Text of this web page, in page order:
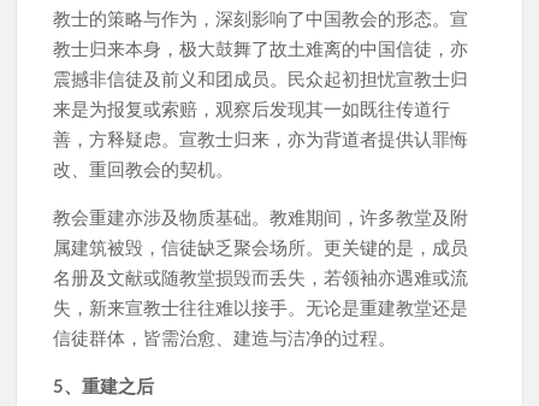
教士的策略与作为，深刻影响了中国教会的形态。宣
教士归来本身，极大鼓舞了故土难离的中国信徒，亦
震撼非信徒及前义和团成员。民众起初担忧宣教士归
来是为报复或索赔，观察后发现其一如既往传道行
善，方释疑虑。宣教士归来，亦为背道者提供认罪悔
改、重回教会的契机。
教会重建亦涉及物质基础。教难期间，许多教堂及附
属建筑被毁，信徒缺乏聚会场所。更关键的是，成员
名册及文献或随教堂损毁而丢失，若领袖亦遇难或流
失，新来宣教士往往难以接手。无论是重建教堂还是
信徒群体，皆需治愈、建造与洁净的过程。
5、重建之后